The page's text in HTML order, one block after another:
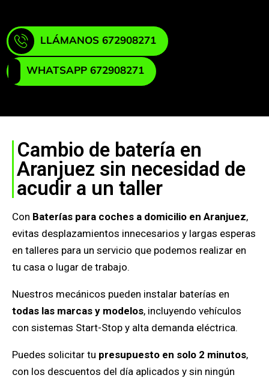
LLÁMANOS 672908271
WHATSAPP 672908271
Cambio de batería en
Aranjuez sin necesidad de
acudir a un taller
Con Baterías para coches a domicilio en Aranjuez,
evitas desplazamientos innecesarios y largas esperas
en talleres para un servicio que podemos realizar en
tu casa o lugar de trabajo.
Nuestros mecánicos pueden instalar baterías en
todas las marcas y modelos, incluyendo vehículos
con sistemas Start-Stop y alta demanda eléctrica.
Puedes solicitar tu presupuesto en solo 2 minutos,
con los descuentos del día aplicados y sin ningún